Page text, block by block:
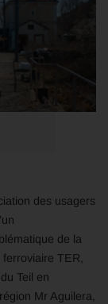
des usagers
de la
TER,
Teil en
Mr Aguilera,